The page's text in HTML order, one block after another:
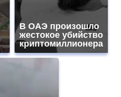
В ОАЭ произошло
жестокое убийство
криптомиллионера